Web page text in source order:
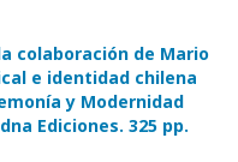
colaboración de Mario
e identidad chilena
y Modernidad
Ediciones. 325 pp.